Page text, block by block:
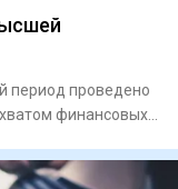
период проведено
финансовых